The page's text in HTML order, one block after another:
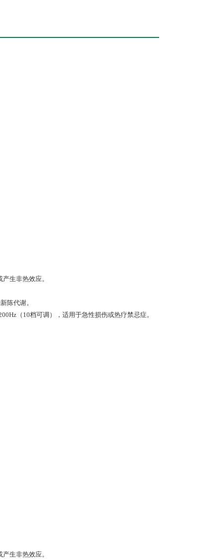
生非热效应。
陈代谢。
（10档可调），适用于急性损伤或热疗禁忌症。
生非热效应。